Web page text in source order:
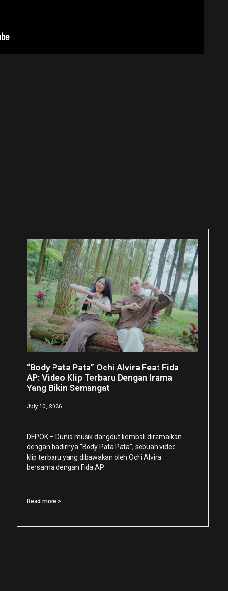
“Body Pata Pata” Ochi Alvira Feat Fida
AP: Video Klip Terbaru Dengan Irama
Yang Bikin Semangat
July 10, 2026
DEPOK – Dunia musik dangdut kembali diramaikan
dengan hadirnya “Body Pata Pata”, sebuah video
klip terbaru yang dibawakan oleh Ochi Alvira
bersama dengan Fida AP.
Read more >